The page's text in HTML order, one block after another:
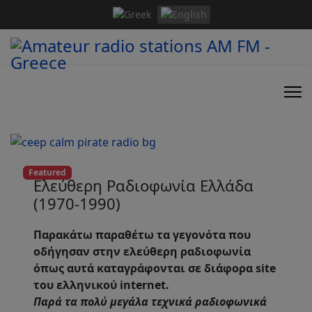
Featured
Ελεύθερη Ραδιοφωνία Ελλάδα
(1970-1990)
Παρακάτω παραθέτω τα γεγονότα που
οδήγησαν στην ελεύθερη ραδιοφωνία
όπως αυτά καταγράφονται σε διάφορα site
του ελληνικού internet.
Παρά τα πολύ μεγάλα τεχνικά ραδιοφωνικά